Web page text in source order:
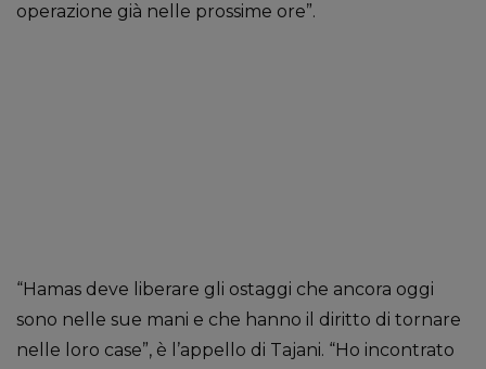
operazione già nelle prossime ore”.
“Hamas deve liberare gli ostaggi che ancora oggi
sono nelle sue mani e che hanno il diritto di tornare
nelle loro case”, è l’appello di Tajani. “Ho incontrato